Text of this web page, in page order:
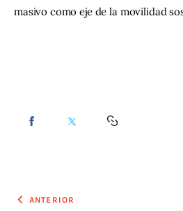
masivo como eje de la movilidad
ANTERIOR